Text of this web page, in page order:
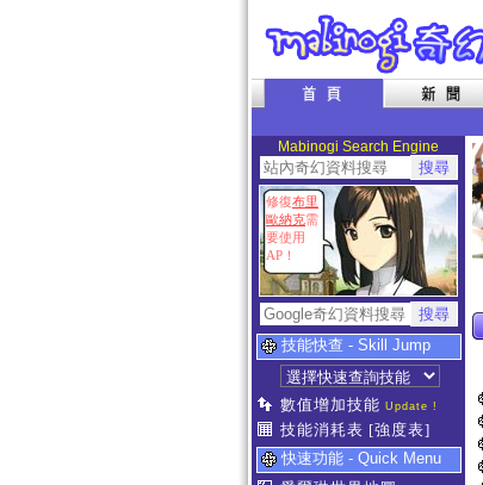
Mabinogi Search Engine
修復布里
歐納克需
要使用
AP！
技能快查 - Skill Jump
數值增加技能 Update !
技能消耗表 [強度表]
快速功能 - Quick Menu